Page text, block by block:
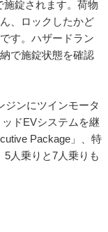
施錠されます。荷物
、ロックしたかど
す。ハザードラン
で施錠状態を確認
ジンにツインモータ
ドEVシステムを継
Package」、特
5人乗りと7人乗りも